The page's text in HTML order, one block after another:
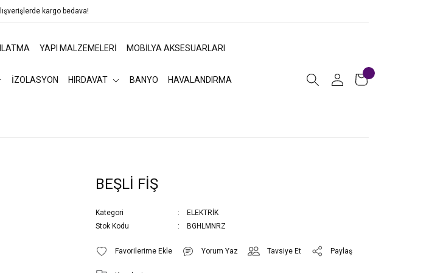
kargo bedava!
YAPI MALZEMELERİ MOBİLYA AKSESUARLARI
İZOLASYON HIRDAVAT BANYO HAVALANDIRMA
BEŞLİ FİŞ
Kategori
ELEKTRİK
Stok Kodu
BGHLMNRZ
Yorum Yaz Tavsiye Et Paylaş